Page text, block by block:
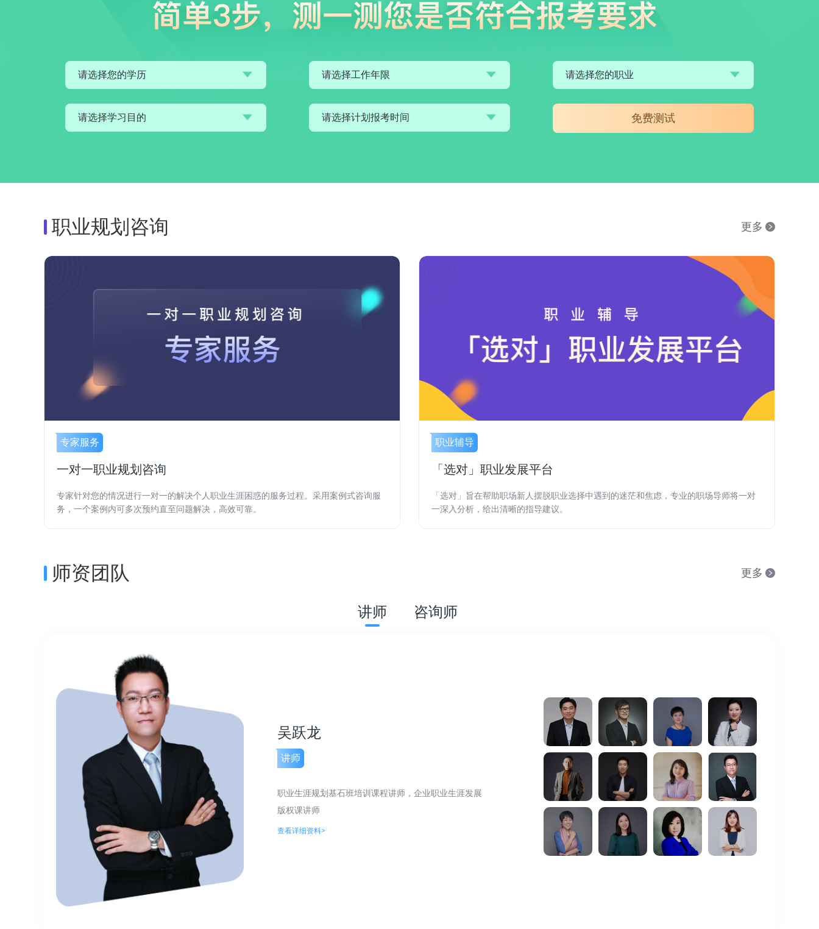
请选择您的学历 请选择工作年限 请选择您的职业
请选择学习目的 请选择计划报考时间 免费测试
职业规划咨询 更多
专家服务
一对一职业规划咨询
专家针对您的情况进行一对一的解决个人职业生涯困惑的服务过程。采用案例式咨询服
务，一个案例内可多次预约直至问题解决，高效可靠。
职业辅导
「选对」职业发展平台
「选对」旨在帮助职场新人摆脱职业选择中遇到的迷茫和焦虑，专业的职场导师将一对
一深入分析，给出清晰的指导建议。
师资团队 更多
讲师 咨询师
吴跃龙
讲师
职业生涯规划基石班培训课程讲师，企业职业生涯发展
版权课讲师
查看详细资料>